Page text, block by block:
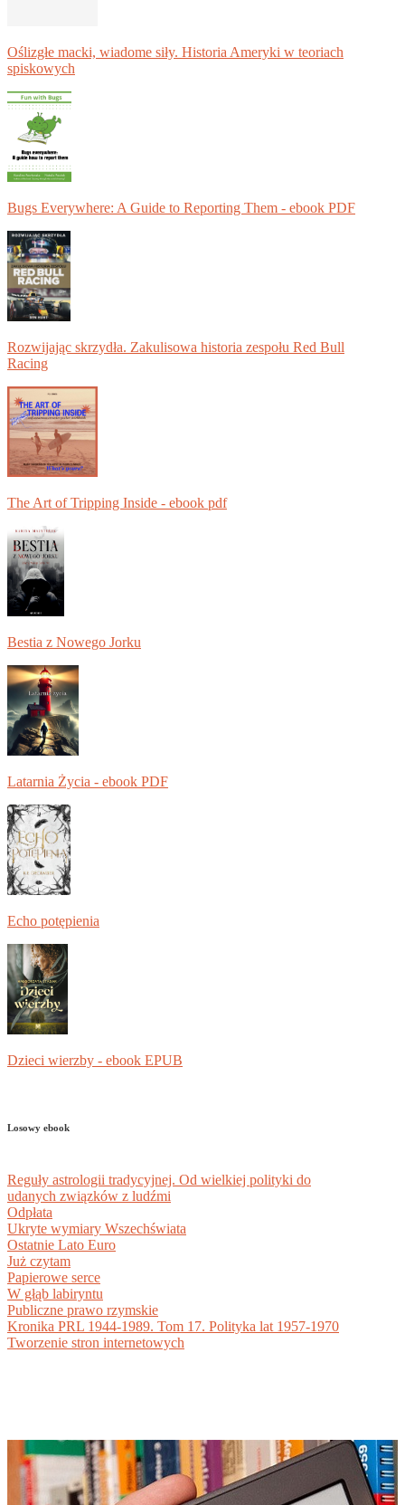
Oślizgłe macki, wiadome siły. Historia Ameryki w teoriach
spiskowych
Bugs Everywhere: A Guide to Reporting Them - ebook PDF
Rozwijając skrzydła. Zakulisowa historia zespołu Red Bull
Racing
The Art of Tripping Inside - ebook pdf
Bestia z Nowego Jorku
Latarnia Życia - ebook PDF
Echo potępienia
Dzieci wierzby - ebook EPUB
Losowy ebook
Reguły astrologii tradycyjnej. Od wielkiej polityki do
udanych związków z ludźmi
Odpłata
Ukryte wymiary Wszechświata
Ostatnie Lato Euro
Już czytam
Papierowe serce
W głąb labiryntu
Publiczne prawo rzymskie
Kronika PRL 1944-1989. Tom 17. Polityka lat 1957-1970
Tworzenie stron internetowych